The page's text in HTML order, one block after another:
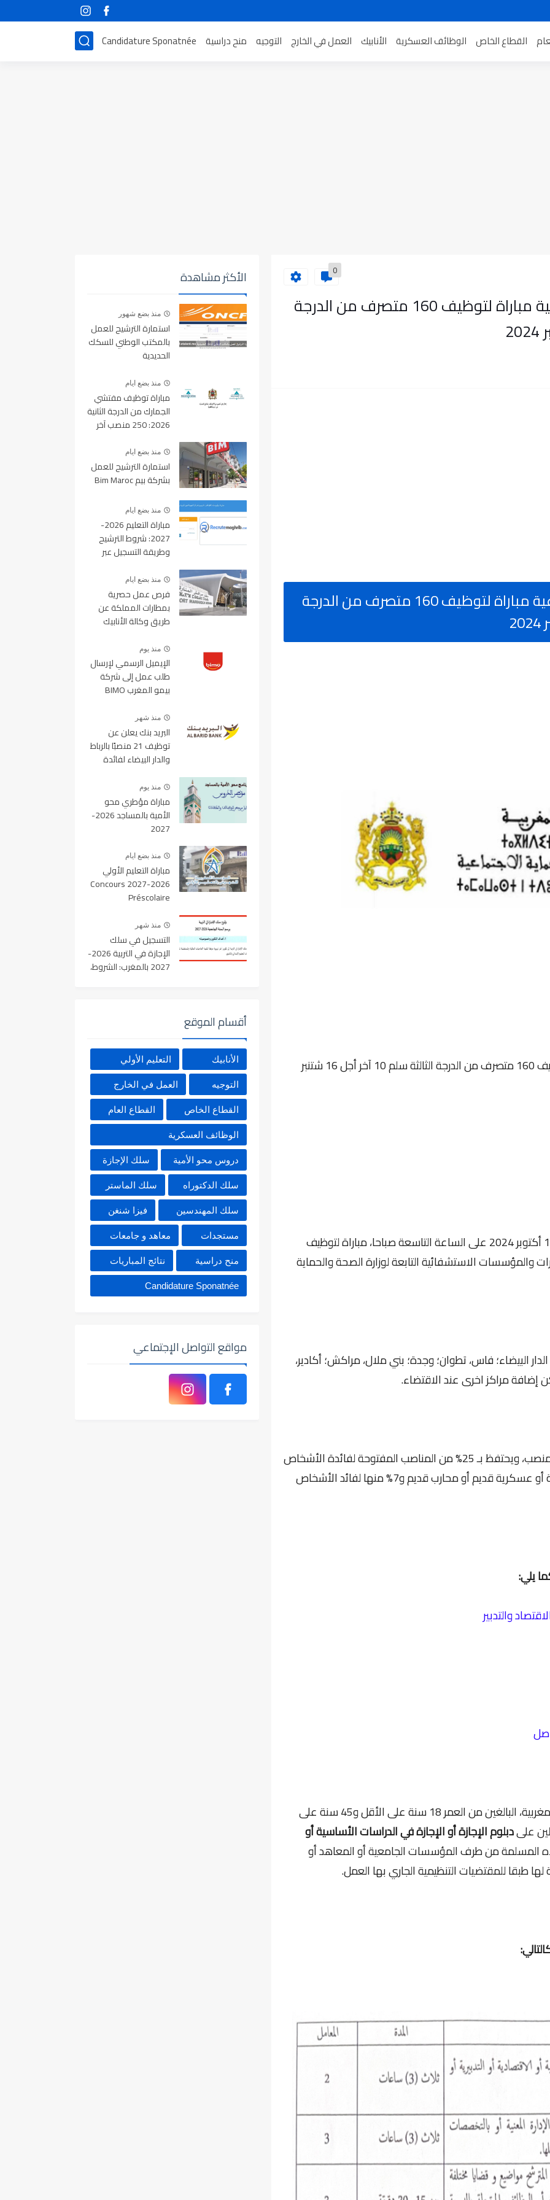
القطاع الخاص الوظائف العسكرية الأنابيك العمل في الخارج التوجيه منح دراسية Candidature Sponatnée
0
وزارة الصحة والحماية الاجتماعية مباراة لتوظيف 160 متصرف من الدرجة
وزارة الصحة والحماية الاجتماعية مباراة لتوظيف 160 متصرف من الدرجة
وزارة الصحة والحماية الاجتماعية مباراة لتوظيف 160 متصرف من الدرجة الثالثة سلم 10 آخر أجل 16 شتنبر
تنظم وزارة الصحة والحماية الاجتماعية يوم 13 أكتوبر 2024 على الساعة التاسعة صباحا، مباراة لتوظيف
والمؤسسات الاستشفائية التابعة لوزارة الصحة والحماية
الدار البيضاء؛ فاس، تطوان؛ وجدة؛ بني ملال، مراكش؛ أكادير،
إضافة مراكز اخرى عند الاقتضاء.
يحدد عدد المناصب المتبارى بشأنها في 160 منصب، ويحتفظ بـ 25% من المناصب المفتوحة لفائدة الأشخاص
المتوفرين على صفة مقاوم أو مكفول الأمة أو عسكرية قديم أو محارب قديم و7% منها لفائد الأشخاص
يلي:
تفتح المباراة في وجه المترشحين من جنسية مغربية، البالغين من العمر 18 سنة على الأقل و45 سنة على
علىدبلوم الإجازة أو الإجازة في الدراسات الأساسية أو
المسلمة من طرف المؤسسات الجامعية أو المعاهد أو
طبقا للمقتضيات التنظيمية الجاري بها العمل.
الأكثر مشاهدة
منذ بضع شهور
استمارة الترشيح للعمل
بالمكتب الوطني للسكك
الحديدية
منذ بضع ايام
مباراة توظيف مفتشي
الجمارك من الدرجة الثانية
2026: 250 منصب آخر
2026منذ بضع ايام
استمارة الترشيح للعمل
بشركة بيم Bim Maroc
منذ بضع ايام
مباراة التعليم 2026-
2027: شروط الترشيح
وطريقة التسجيل عبر
منذ بضع ايام
فرص عمل حصرية
بمطارات المملكة عن
طريق وكالة الأنابيك
منذ يوم
الإيميل الرسمي لإرسال
طلب عمل إلى شركة
بيمو المغرب BIMO
منذ شهر
البريد بنك يعلن عن
توظيف 21 منصبًا بالرباط
والدار البيضاء لفائدة
والتقنيين
منذ يوم
مباراة مؤطري محو
الأمية بالمساجد 2026-
2027
منذ بضع ايام
مباراة التعليم الأولي
2026-2027 Concours
Préscolaire
منذ شهر
التسجيل في سلك
الإجازة في التربية 2026-
2027 بالمغرب: الشروط،
أقسام الموقع
الأنابيك التعليم الأولي
التوجيه العمل في الخارج
القطاع الخاص القطاع العام
الوظائف العسكرية
دروس محو الأمية سلك الإجازة
سلك الدكتوراه سلك الماستر
سلك المهندسين فيزا شنغن
مستجدات معاهد و جامعات
منح دراسية نتائج المباريات
Candidature Sponatnée
مواقع التواصل الإجتماعي